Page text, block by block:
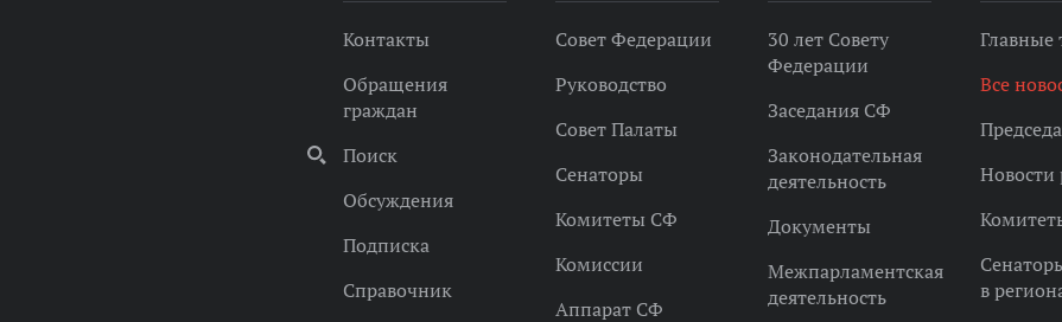
Контакты
Обращения
граждан
Поиск
Обсуждения
Подписка
Справочник
Совет Федерации
Руководство
Совет Палаты
Сенаторы
Комитеты СФ
Комиссии
Аппарат СФ
30 лет Совету
Федерации
Заседания СФ
Законодательная
деятельность
Документы
Межпарламентская
деятельность
Главные
Все
Новости
в